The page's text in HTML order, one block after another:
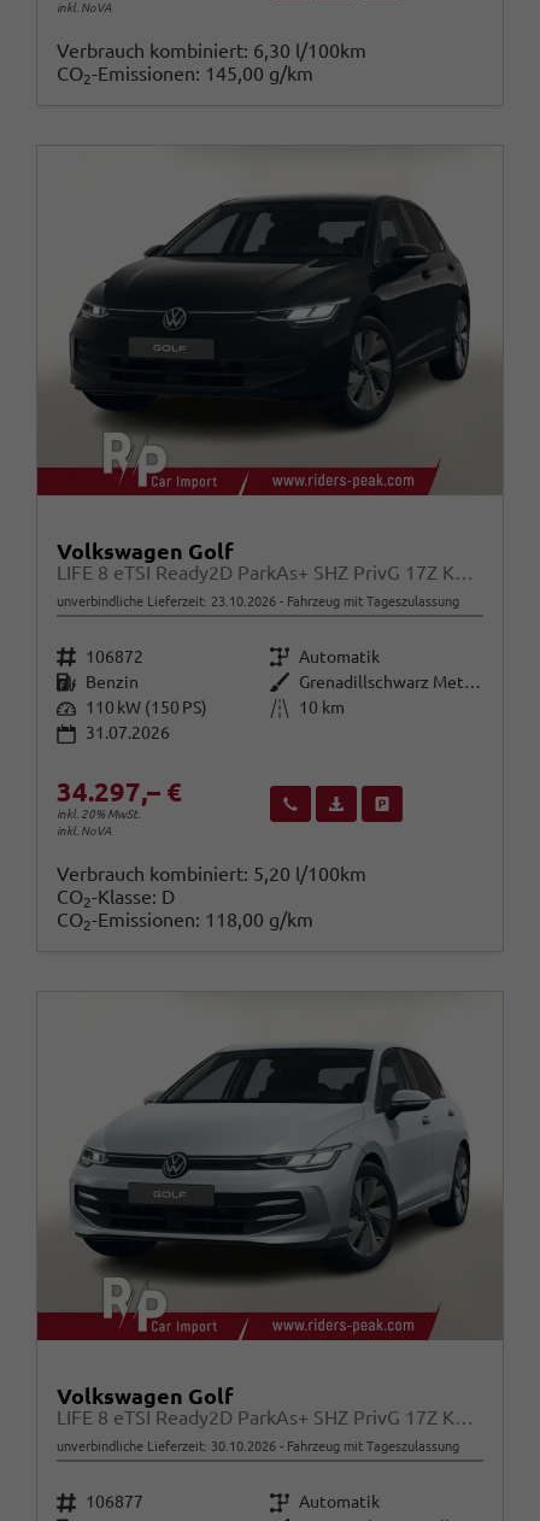
inkl. NoVA
Verbrauch kombiniert: 6,30 l/100km
CO2-Emissionen: 145,00 g/km
Volkswagen Golf
unverbindliche Lieferzeit: 23.10.2026 Fahrzeug mit Tageszulassung
Fahrzeugnr. 106872 Getriebe Automatik
Kraftstoff Benzin Außenfarbe
Grenadillschwarz Metallic
Leistung 110 kW (150 PS) Kilometerstand
10 km
31.07.2026
34.297,– €
inkl. 20% MwSt.
inkl. NoVA
Wir rufen Sie anFahrzeugexposé (PDF)
Verbrauch kombiniert: 5,20 l/100km
CO2-Klasse: D
CO2-Emissionen: 118,00 g/km
Volkswagen Golf
LIFE 8 eTSI Ready2D ParkAs+ SHZ PrivG 17Z KeyL
unverbindliche Lieferzeit: 30.10.2026 Fahrzeug mit Tageszulassung
Fahrzeugnr. 106877 Getriebe Automatik